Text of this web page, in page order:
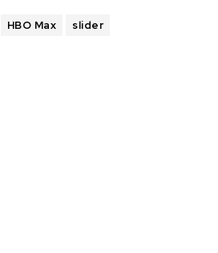
HBO Max slider